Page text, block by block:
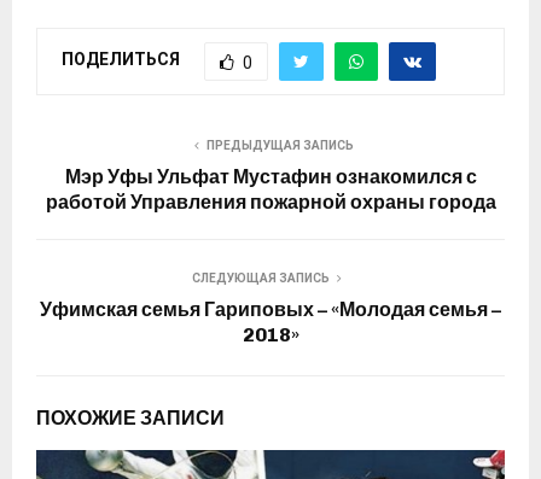
ПОДЕЛИТЬСЯ 0
ПРЕДЫДУЩАЯ ЗАПИСЬ
Мэр Уфы Ульфат Мустафин ознакомился с
работой Управления пожарной охраны города
СЛЕДУЮЩАЯ ЗАПИСЬ
Уфимская семья Гариповых – «Молодая семья –
2018»
ПОХОЖИЕ ЗАПИСИ